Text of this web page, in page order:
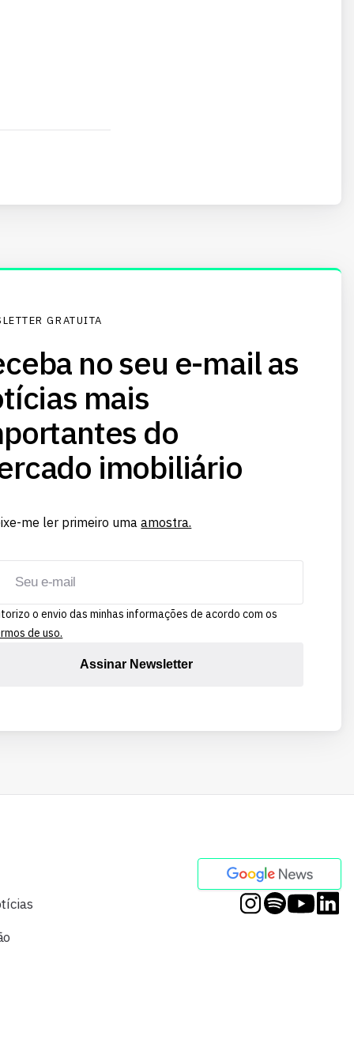
GRATUITA
no seu e-mail as
mais
do
imobiliário
me ler primeiro umaamostra.
o envio das minhas informações de acordo com os
de uso.
Assinar Newsletter